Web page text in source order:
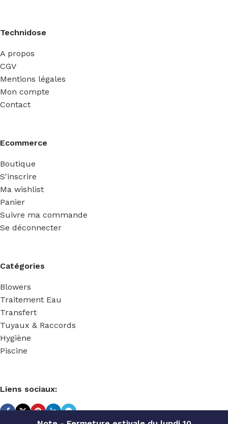
Technidose
A propos
CGV
Mentions légales
Mon compte
Contact
Ecommerce
Boutique
S'inscrire
Ma wishlist
Panier
Suivre ma commande
Se déconnecter
Catégories
Blowers
Traitement Eau
Transfert
Tuyaux & Raccords
Hygiène
Piscine
Liens sociaux: